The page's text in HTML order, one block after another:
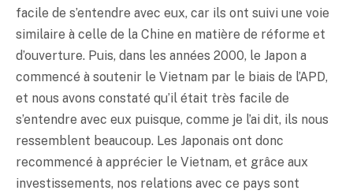
facile de s’entendre avec eux, car ils ont suivi une voie
similaire à celle de la Chine en matière de réforme et
d’ouverture. Puis, dans les années 2000, le Japon a
commencé à soutenir le Vietnam par le biais de l’APD,
et nous avons constaté qu’il était très facile de
s’entendre avec eux puisque, comme je l’ai dit, ils nous
ressemblent beaucoup. Les Japonais ont donc
recommencé à apprécier le Vietnam, et grâce aux
investissements, nos relations avec ce pays sont